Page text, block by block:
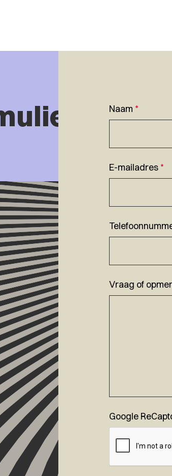
Naam *
E-mailadres *
Vraag of
Google